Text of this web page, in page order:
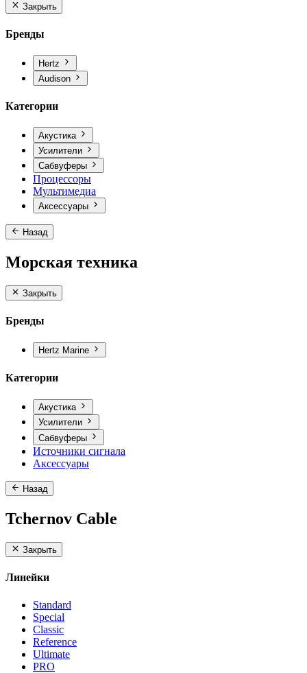
Закрыть
Бренды
Hertz
Audison
Категории
Акустика
Усилители
Сабвуферы
Процессоры
Мультимедиа
Аксессуары
Назад
Морская техника
Закрыть
Бренды
Hertz Marine
Категории
Акустика
Усилители
Сабвуферы
Источники сигнала
Аксессуары
Назад
Tchernov Cable
Закрыть
Линейки
Standard
Special
Classic
Reference
Ultimate
PRO